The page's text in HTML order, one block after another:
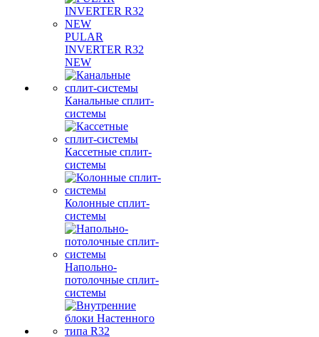
PULAR
INVERTER R32
NEW
Канальные сплит-
системы
Кассетные сплит-
системы
Колонные сплит-
системы
Напольно-
потолочные сплит-
системы